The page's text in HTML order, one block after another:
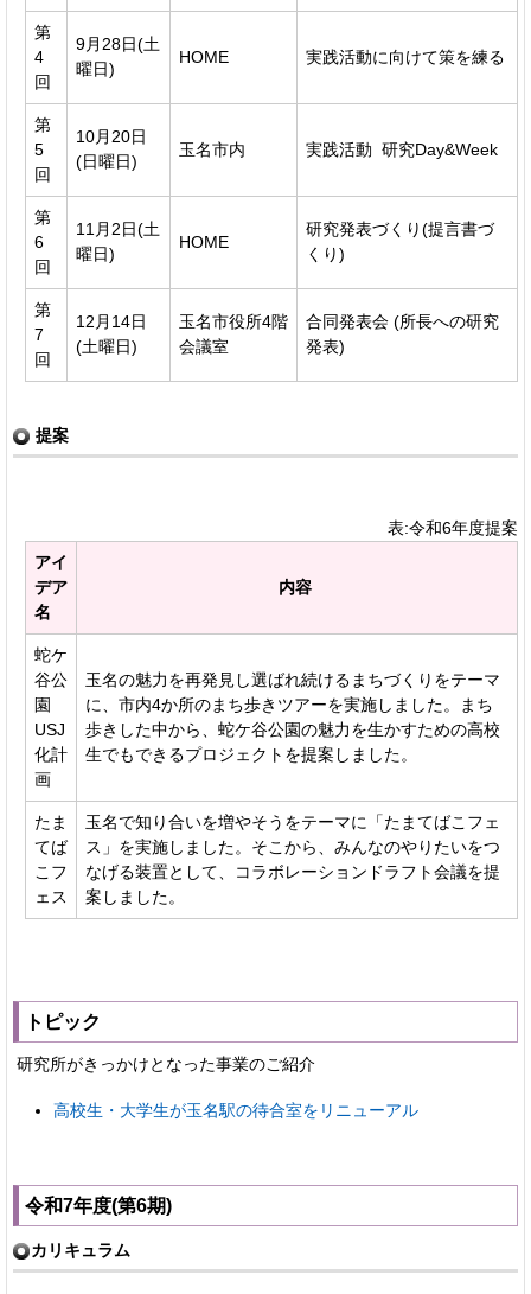
第
4
回
9月28日(土
曜日)
HOME 実践活動に向けて策を練る
第
5
回
10月20日
(日曜日)
玉名市内 実践活動 研究Day&Week
第
6
回
11月2日(土
曜日)
HOME
研究発表づくり(提言書づ
くり)
第
7
回
12月14日
(土曜日)
玉名市役所4階
会議室
合同発表会 (所長への研究
発表)
提案
表:令和6年度提案
アイ
デア
名
内容
蛇ケ
谷公
園
USJ
化計
画
玉名の魅力を再発見し選ばれ続けるまちづくりをテーマ
に、市内4か所のまち歩きツアーを実施しました。まち
歩きした中から、蛇ケ谷公園の魅力を生かすための高校
生でもできるプロジェクトを提案しました。
たま
てば
こフ
ェス
玉名で知り合いを増やそうをテーマに「たまてばこフェ
ス」を実施しました。そこから、みんなのやりたいをつ
なげる装置として、コラボレーションドラフト会議を提
案しました。
トピック
研究所がきっかけとなった事業のご紹介
高校生・大学生が玉名駅の待合室をリニューアル
令和7年度(第6期)
カリキュラム